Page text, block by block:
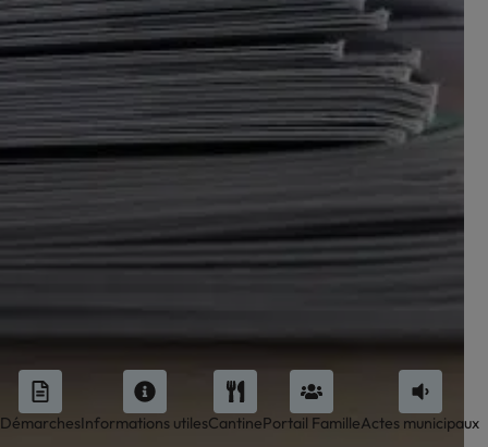
DémarchesInformations utilesCantinePortail FamilleActes municipaux